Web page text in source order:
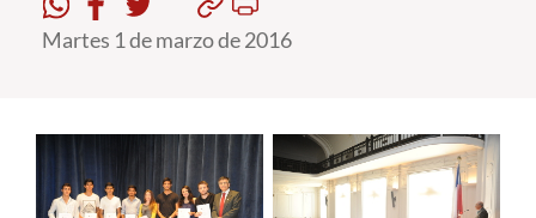
Formación Continua
Académicos
Funcionarios
Martes 1 de marzo de 2016